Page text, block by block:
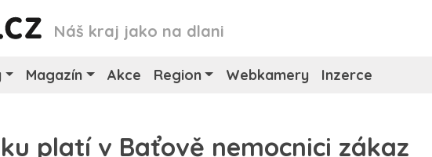
Náš kraj jako na dlani
Magazín Akce Region Webkamery Inzerce
platí v Baťově nemocnici zákaz